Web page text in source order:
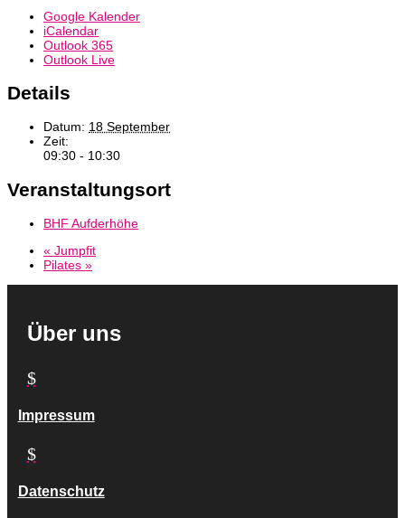
Google Kalender
iCalendar
Outlook 365
Outlook Live
Details
Datum: 18 September
Zeit:
09:30 - 10:30
Veranstaltungsort
BHF Aufderhöhe
« Jumpfit
Pilates »
Über uns
$
Impressum
$
Datenschutz